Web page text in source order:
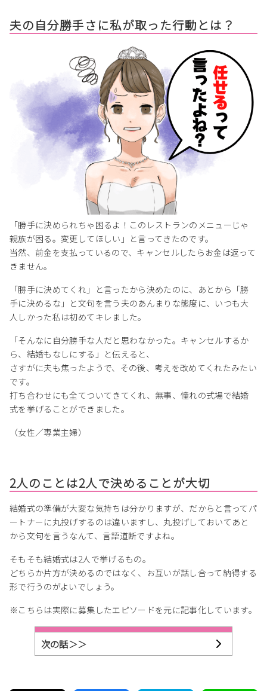
夫の自分勝手さに私が取った行動とは？
「勝手に決められちゃ困るよ！このレストランのメニューじゃ
親族が困る。変更してほしい」と言ってきたのです。
当然、前金を支払っているので、キャンセルしたらお金は返って
きません。
「勝手に決めてくれ」と言ったから決めたのに、あとから「勝
手に決めるな」と文句を言う夫のあんまりな態度に、いつも大
人しかった私は初めてキレました。
「そんなに自分勝手な人だと思わなかった。キャンセルするか
ら、結婚もなしにする」と伝えると、
さすがに夫も焦ったようで、その後、考えを改めてくれたみたい
です。
打ち合わせにも全てついてきてくれ、無事、憧れの式場で結婚
式を挙げることができました。
（女性／専業主婦）
2人のことは2人で決めることが大切
結婚式の準備が大変な気持ちは分かりますが、だからと言ってパ
ートナーに丸投げするのは違いますし、丸投げしておいてあと
から文句を言うなんて、言語道断ですよね。
そもそも結婚式は2人で挙げるもの。
どちらか片方が決めるのではなく、お互いが話し合って納得する
形で行うのがよいでしょう。
※こちらは実際に募集したエピソードを元に記事化しています。
次の話＞＞